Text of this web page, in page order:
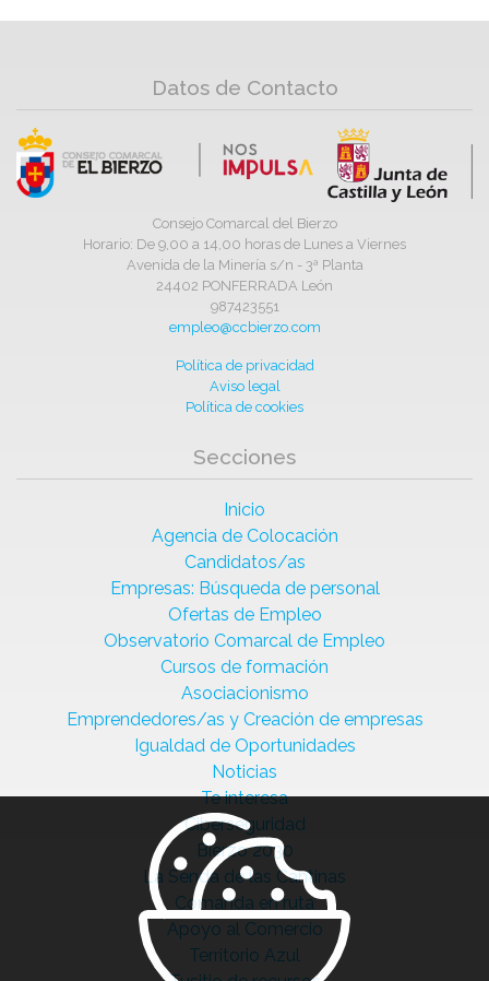
Datos de Contacto
Consejo Comarcal del Bierzo
Horario: De 9,00 a 14,00 horas de Lunes a Viernes
Avenida de la Minería s/n - 3ª Planta
24402 PONFERRADA León
987423551
empleo@ccbierzo.com
Política de privacidad
Aviso legal
Política de cookies
Secciones
Inicio
Agencia de Colocación
Candidatos/as
Empresas: Búsqueda de personal
Ofertas de Empleo
Observatorio Comarcal de Empleo
Cursos de formación
Asociacionismo
Emprendedores/as y Creación de empresas
Igualdad de Oportunidades
Noticias
Te interesa
Ciberseguridad
Bierzo 2030
La Senda de las Cantinas
Comanda en ruta
Apoyo al Comercio
Territorio Azul